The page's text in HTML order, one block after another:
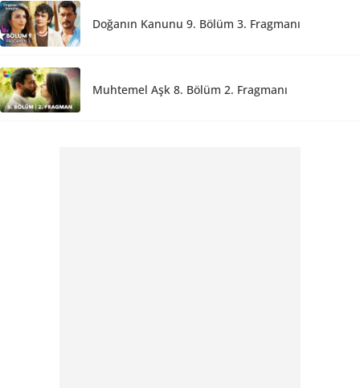
Doğanın Kanunu 9. Bölüm 3. Fragmanı
Muhtemel Aşk 8. Bölüm 2. Fragmanı